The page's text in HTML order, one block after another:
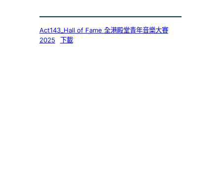
Act143_Hall of Fame 全港殿堂青年音樂大賽
2025
下載